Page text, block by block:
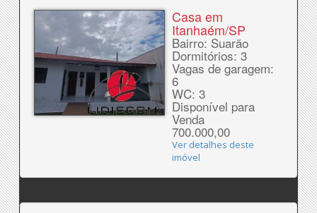
Casa em
Itanhaém/SP
Bairro: Suarão
Dormitórios: 3
Vagas de garagem:
6
WC: 3
Disponível para
Venda
700.000,00
Ver detalhes deste
imóvel